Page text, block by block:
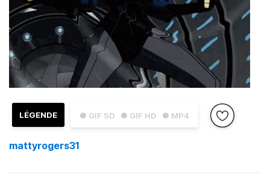
● GIF SD ● GIF HD ● MP4
LÉGENDE
mattyrogers31